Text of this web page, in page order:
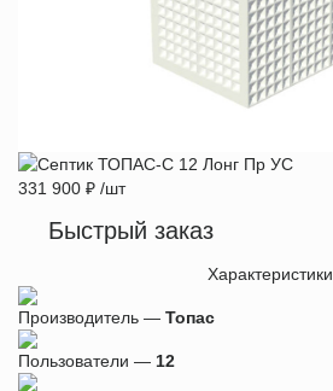
331 900 ₽ /шт
Быстрый заказ
Характеристики
Производитель — Топас
Пользователи — 12